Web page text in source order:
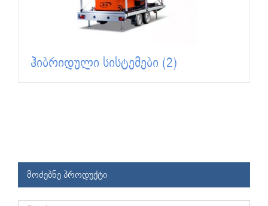
ჰიბრიდული სისტემები (2)
მოძებნე პროდუქტი